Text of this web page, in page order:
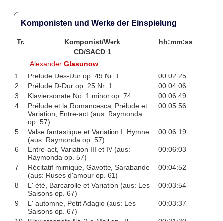
Komponisten und Werke der Einspielung
Tr. Komponist/Werk
hh:mm:ss
CD/SACD 1
AlexanderGlasunow
1
Prélude Des-Dur op. 49 Nr. 1
00:02:25
2
Prélude D-Dur op. 25 Nr. 1
00:04:06
3
Klaviersonate No. 1 minor op. 74
00:06:49
4
Prélude et la Romancesca, Prélude et
Variation, Entre-act (aus: Raymonda
op. 57)
00:05:56
5
Valse fantastique et Variation I, Hymne
(aus: Raymonda op. 57)
00:06:19
6
Entre-act, Variation III et IV (aus:
Raymonda op. 57)
00:06:03
7
Récitatif mimique, Gavotte, Sarabande
(aus: Ruses d'amour op. 61)
00:04:52
8
L' été, Barcarolle et Variation (aus: Les
Saisons op. 67)
00:03:54
9
L' automne, Petit Adagio (aus: Les
Saisons op. 67)
00:03:37